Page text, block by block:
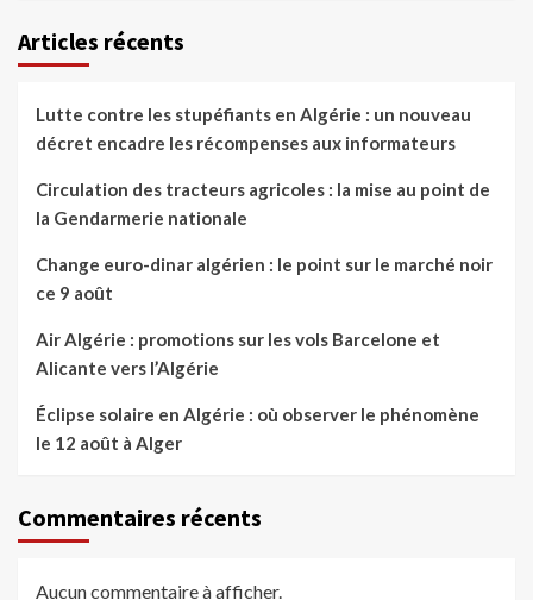
Articles récents
Lutte contre les stupéfiants en Algérie : un nouveau
décret encadre les récompenses aux informateurs
Circulation des tracteurs agricoles : la mise au point de
la Gendarmerie nationale
Change euro-dinar algérien : le point sur le marché noir
ce 9 août
Air Algérie : promotions sur les vols Barcelone et
Alicante vers l’Algérie
Éclipse solaire en Algérie : où observer le phénomène
le 12 août à Alger
Commentaires récents
Aucun commentaire à afficher.